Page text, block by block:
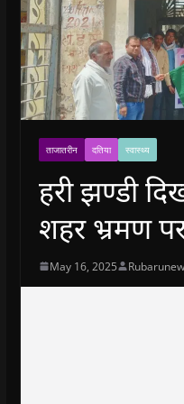
ताजातरीन दतिया स्वास्थ्य
हरी झण्डी
शहर भ्रमण
May 16, 2025